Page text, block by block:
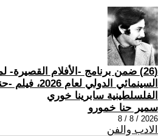
(26) ضمن برنامج -الأفلام القصيرة-
السينمائي الدولي
الفلسلطينية سابرينا خوري
سمير حنا خمورو
2026 / 8 / 8
الادب والفن